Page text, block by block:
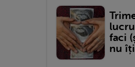
faci
nu